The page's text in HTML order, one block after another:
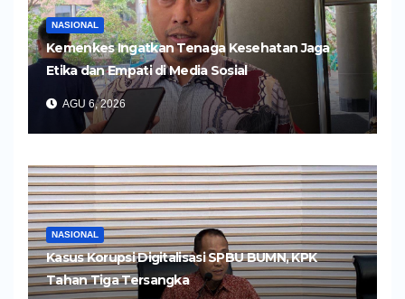
NASIONAL
Kemenkes Ingatkan Tenaga Kesehatan Jaga
Etika dan Empati di Media Sosial
AGU 6, 2026
NASIONAL
Kasus Korupsi Digitalisasi SPBU BUMN, KPK
Tahan Tiga Tersangka